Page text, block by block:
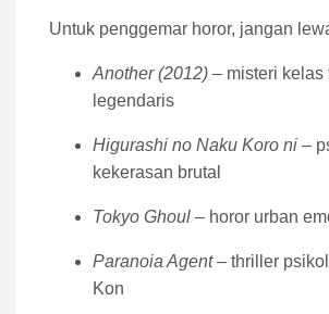
Untuk penggemar horor, jangan
Another (2012) – misteri kelas
legendaris
Higurashi no Naku Koro ni –
kekerasan brutal
Tokyo Ghoul – horor urban
Paranoia Agent– thriller
Kon